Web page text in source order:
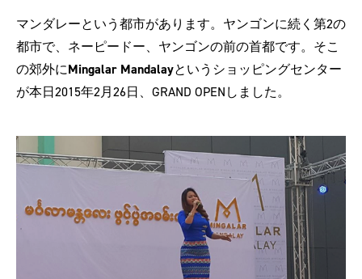
マンダレーという都市があります。ヤンゴンに続く第2の
都市で、ネーピードー、ヤンゴンの前の首都です。そこ
の郊外にMingalar Mandalayというショッピングセンター
が本日2015年2月26日、GRAND OPENしました。